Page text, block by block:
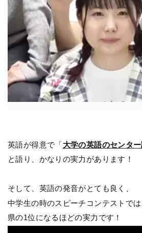
英語が得意で「大学の英語のセンタ
と語り、かなりの実力があります！
そして、英語の発音がとても良く、
中学生の時のスピーチコンテストでは
県の1位になるほどの実力です！